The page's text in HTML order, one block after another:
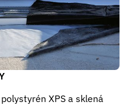
XPS a sklená